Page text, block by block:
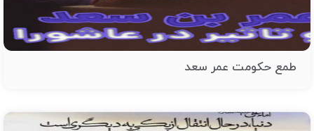
طمع حکومت عمر سعد